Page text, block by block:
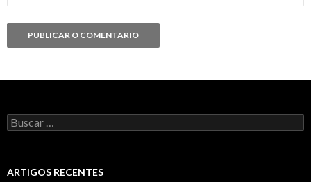
Buscar:
ARTIGOS RECENTES